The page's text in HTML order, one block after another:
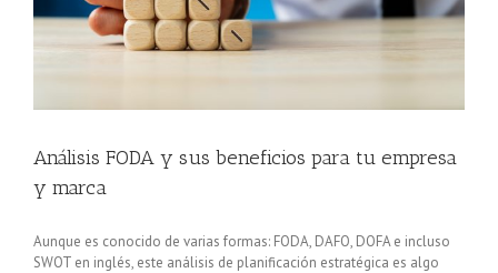
Análisis FODA y sus beneficios para tu empresa
y marca
Aunque es conocido de varias formas: FODA, DAFO, DOFA e incluso
SWOT en inglés, este análisis de planificación estratégica es algo